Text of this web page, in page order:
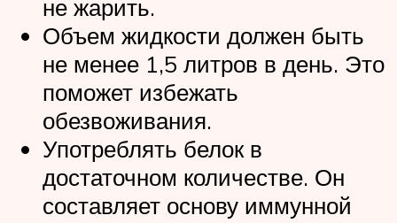
не жарить.
Объем жидкости должен быть
не менее 1,5 литров в день. Это
поможет избежать
обезвоживания.
Употреблять белок в
достаточном количестве. Он
составляет основу иммунной